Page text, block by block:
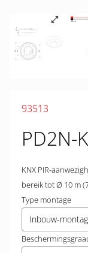
93513
PD2N-
KNX PIR-
bereik tot Ø 10 m
Type montage
Inbouw-